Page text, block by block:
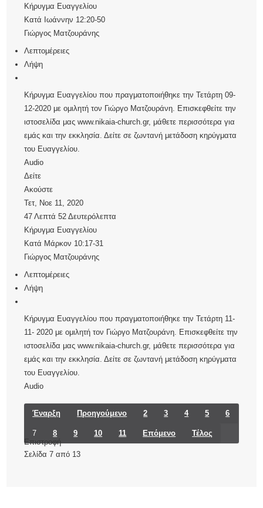
Κήρυγμα Ευαγγελίου
Κατά Ιωάννην 12:20-50
Γιώργος Ματζουράνης
Λεπτομέρειες
Λήψη
Κήρυγμα Ευαγγελίου που πραγματοποιήθηκε την Τετάρτη 09-
12-2020 με ομιλητή τον Γιώργο Ματζουράνη. Επισκεφθείτε την
ιστοσελίδα μας www.nikaia-church.gr, μάθετε περισσότερα για
εμάς και την εκκλησία. Δείτε σε ζωντανή μετάδοση κηρύγματα
του Ευαγγελίου.
Audio
Δείτε
Ακούστε
Τετ, Νοε 11, 2020
47 Λεπτά 52 Δευτερόλεπτα
Κήρυγμα Ευαγγελίου
Κατά Μάρκον 10:17-31
Γιώργος Ματζουράνης
Λεπτομέρειες
Λήψη
Κήρυγμα Ευαγγελίου που πραγματοποιήθηκε την Τετάρτη 11-
11- 2020 με ομιλητή τον Γιώργο Ματζουράνη. Επισκεφθείτε την
ιστοσελίδα μας www.nikaia-church.gr, μάθετε περισσότερα για
εμάς και την εκκλησία. Δείτε σε ζωντανή μετάδοση κηρύγματα
του Ευαγγελίου.
Audio
Έναρξη Προηγούμενο 2 3 4 5 6
7 8 9 10 11 Επόμενο Τέλος
Σελίδα 7 από 13
Επιστροφή